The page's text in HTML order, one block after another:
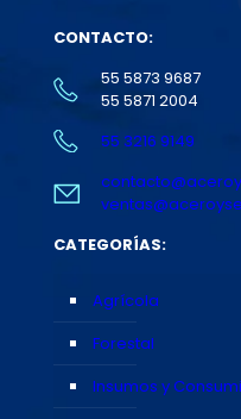
CONTACTO:
55 5873 9687
55 5871 2004
55 3216 9149
CATEGORÍAS:
Agrícola
Forestal
Insumos y